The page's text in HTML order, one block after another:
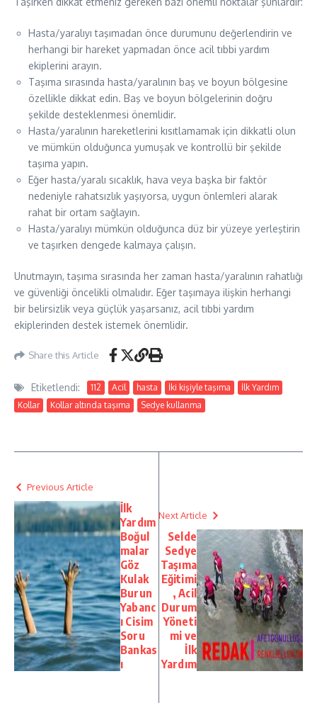
Hasta/yaralıyı taşımadan önce durumunu değerlendirin ve
herhangi bir hareket yapmadan önce acil tıbbi yardım
ekiplerini arayın.
Taşıma sırasında hasta/yaralının baş ve boyun bölgesine
özellikle dikkat edin. Baş ve boyun bölgelerinin doğru
şekilde desteklenmesi önemlidir.
Hasta/yaralının hareketlerini kısıtlamamak için dikkatli olun
ve mümkün olduğunca yumuşak ve kontrollü bir şekilde
taşıma yapın.
Eğer hasta/yaralı sıcaklık, hava veya başka bir faktör
nedeniyle rahatsızlık yaşıyorsa, uygun önlemleri alarak
rahat bir ortam sağlayın.
Hasta/yaralıyı mümkün olduğunca düz bir yüzeye yerleştirin
ve taşırken dengede kalmaya çalışın.
Unutmayın, taşıma sırasında her zaman hasta/yaralının rahatlığı
ve güvenliği öncelikli olmalıdır. Eğer taşımaya ilişkin herhangi
bir belirsizlik veya güçlük yaşarsanız, acil tıbbi yardım
ekiplerinden destek istemek önemlidir.
Share this Article
Etiketlendi: 112 Acil hasta İki kişiyle taşıma
İlk Yardım
Kollar
Kollar altında taşıma Sedye kullanma
Previous Article
İlk
Yardım
Boğul
malar
Göz
Kulak
Burun
Yabanc
ı Cisim
Soru
Bankas
ı
Next Article
Selde
Sedye
Taşıma
Eğitimi
, Acil
Durum
Yöneti
mi ve
İlk
Yardım